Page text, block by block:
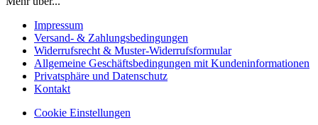
Impressum
Versand- & Zahlungsbedingungen
Widerrufsrecht & Muster-Widerrufsformular
Allgemeine Geschäftsbedingungen mit Kundeninformationen
Privatsphäre und Datenschutz
Kontakt
Cookie Einstellungen